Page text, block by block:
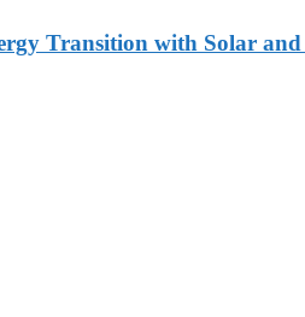
Transition with Solar